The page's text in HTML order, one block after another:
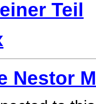
Teil
Nestor